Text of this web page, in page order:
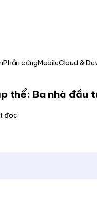
Phần cứngMobileCloud &
thể: Ba nhà đầu
đọc